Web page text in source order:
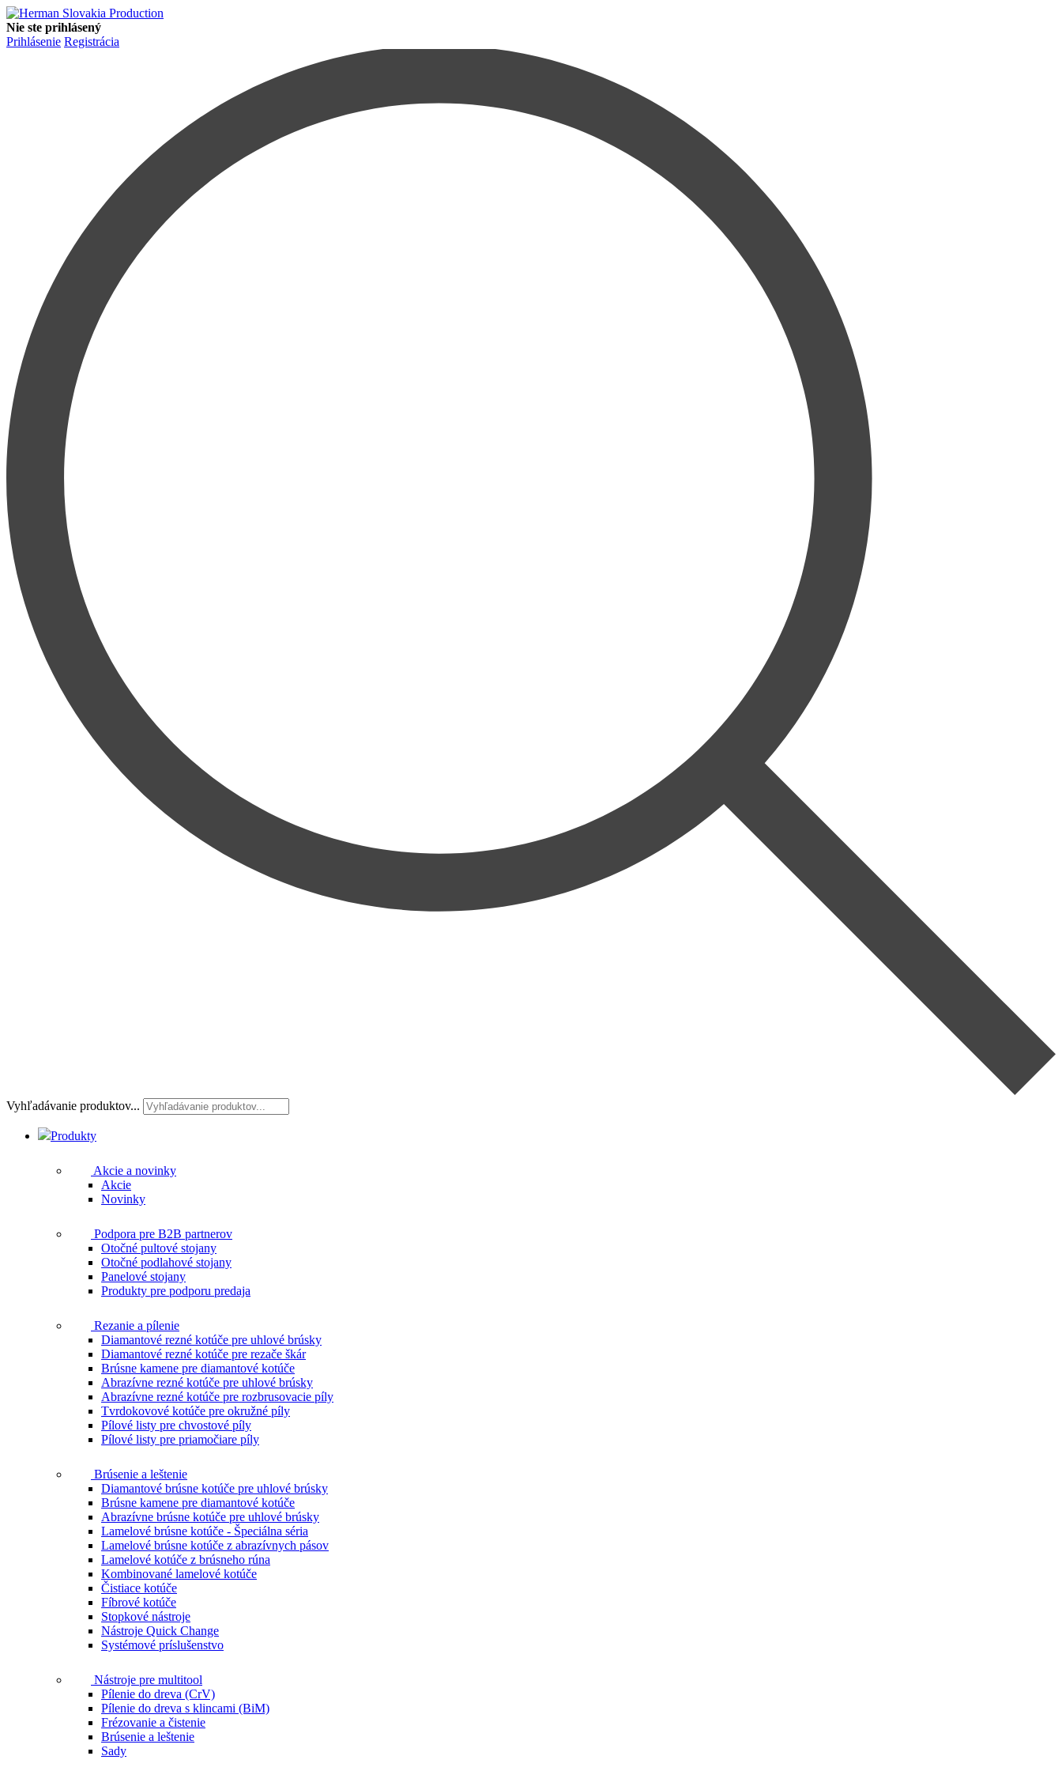
Nie ste prihlásený
Prihlásenie Registrácia
Vyhľadávanie produktov...
Produkty
Akcie a novinky
Akcie
Novinky
Podpora pre B2B partnerov
Otočné pultové stojany
Otočné podlahové stojany
Panelové stojany
Produkty pre podporu predaja
Rezanie a pílenie
Diamantové rezné kotúče pre uhlové brúsky
Diamantové rezné kotúče pre rezače škár
Brúsne kamene pre diamantové kotúče
Abrazívne rezné kotúče pre uhlové brúsky
Abrazívne rezné kotúče pre rozbrusovacie píly
Tvrdokovové kotúče pre okružné píly
Pílové listy pre chvostové píly
Pílové listy pre priamočiare píly
Brúsenie a leštenie
Diamantové brúsne kotúče pre uhlové brúsky
Brúsne kamene pre diamantové kotúče
Abrazívne brúsne kotúče pre uhlové brúsky
Lamelové brúsne kotúče - Špeciálna séria
Lamelové brúsne kotúče z abrazívnych pásov
Lamelové kotúče z brúsneho rúna
Kombinované lamelové kotúče
Čistiace kotúče
Fíbrové kotúče
Stopkové nástroje
Nástroje Quick Change
Systémové príslušenstvo
Nástroje pre multitool
Pílenie do dreva (CrV)
Pílenie do dreva s klincami (BiM)
Frézovanie a čistenie
Brúsenie a leštenie
Sady